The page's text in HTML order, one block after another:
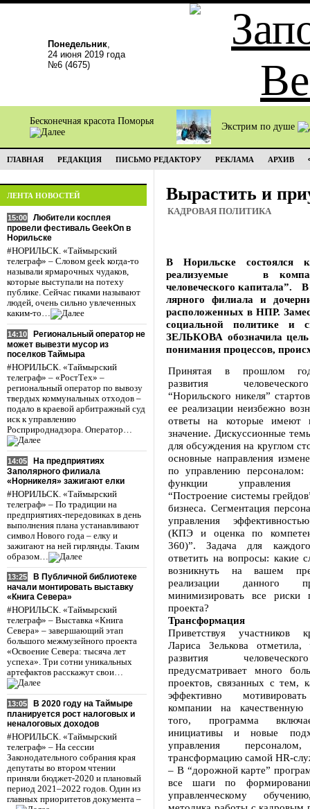
Понедельник,
24 июня 2019 года
№6 (4675)
Бесконечная красота Поморья
Экстрим по душе
ГЛАВНАЯ РЕДАКЦИЯ ПИСЬМО РЕДАКТОРУ РЕКЛАМА АРХИВ
ЛЕНТА НОВОСТЕЙ
15:00
Любители косплея
провели фестиваль GeekOn в
Норильске
#НОРИЛЬСК. «Таймырский
телеграф» – Словом geek когда-то
называли ярмарочных чудаков,
которые выступали на потеху
публике. Сейчас гиками называют
людей, очень сильно увлеченных
каким-то…
14:10
Региональный оператор не
может вывезти мусор из
поселков Таймыра
#НОРИЛЬСК. «Таймырский
телеграф» – «РостТех» –
региональный оператор по вывозу
твердых коммунальных отходов –
подало в краевой арбитражный суд
иск к управлению
Росприроднадзора. Оператор…
14:05
На предприятиях
Заполярного филиала
«Норникеля» зажигают елки
#НОРИЛЬСК. «Таймырский
телеграф» – По традиции на
предприятиях-передовиках в день
выполнения плана устанавливают
символ Нового года – елку и
зажигают на ней гирлянды. Таким
образом…
13:25
В Публичной библиотеке
начали монтировать выставку
«Книга Севера»
#НОРИЛЬСК. «Таймырский
телеграф» – Выставка «Книга
Севера» – завершающий этап
большого межмузейного проекта
«Освоение Севера: тысяча лет
успеха». Три сотни уникальных
артефактов расскажут свои…
13:05
В 2020 году на Таймыре
планируется рост налоговых и
неналоговых доходов
#НОРИЛЬСК. «Таймырский
телеграф» – На сессии
Законодательного собрания края
депутаты во втором чтении
приняли бюджет-2020 и плановый
период 2021–2022 годов. Один из
главных приоритетов документа –
Вырастить и
КАДРОВАЯ ПОЛИТИКА
В Норильске
реализуемые в
человеческого капитала”.
лярного филиала и
расположенных в НПР.
социальной политике и
ЗЕЛЬКОВА обозначила
понимания процессов,
Принятая в прошлом
развития
“Норильского никеля”
ее реализации неизбежно
ответы на которые имеют
значение. Дискуссионные
для обсуждения на круглом
основные направления
по управлению персоналом:
функции управления
“Построение системы
бизнеса. Сегментация
управления
(КПЭ и оценка по
360)”. Задача для
ответить на вопросы: какие
возникнуть на вашем
реализации данного
минимизировать все риски
проекта?
Трансформация
Приветствуя участников
Лариса Зелькова
развития
предусматривает много
проектов, связанных с тем,
эффективно
компании на
того, программа
инициативы и новые
управления
трансформацию самой HR-
– В “дорожной карте”
все шаги по
управленческому